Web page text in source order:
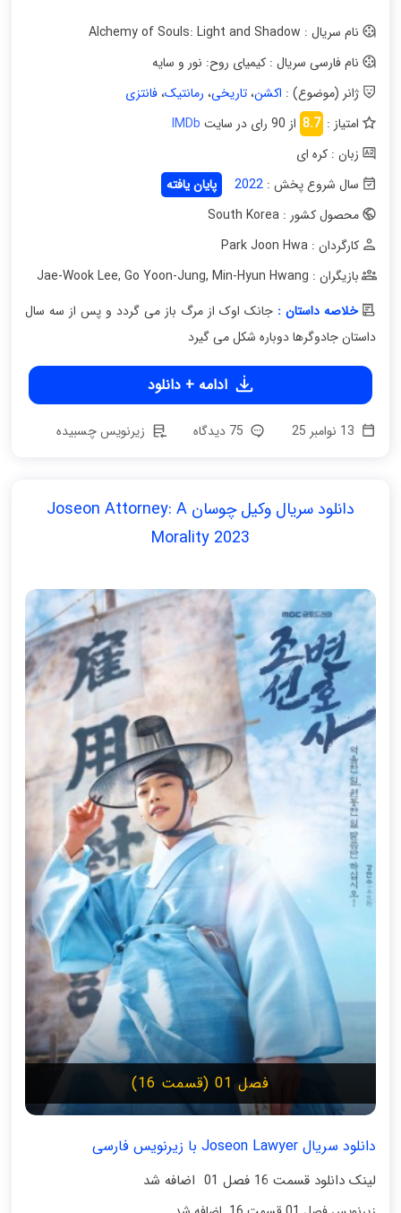
نام سریال : Alchemy of Souls: Light and Shadow
نام فارسی سریال : کیمیای روح: نور و سایه
ژانر (موضوع) : اکشن،تاریخی، رمانتیک،فانتزی
امتیاز : 8.7 از 90 رای در سایت
IMDb
زبان : کره ای
سال شروع پخش :2022
پایان یافته
محصول کشور : South Korea
کارگردان : Park Joon Hwa
بازیگران : Jae-Wook Lee
, Go Yoon-Jung, Min-Hyun Hwang
خلاصه داستان :جانک اوک از مرگ باز می گردد و پس از سه سال
داستان جادوگرها دوباره شکل می گیرد
ادامه + دانلود
زیرنویس چسبیده
دانلود سریال وکیل چوسان Joseon Attorney: A
Morality 2023
فصل 01 (قسمت 16)
دانلود سریال Joseon Lawyer با زیرنویس فارسی
لینک دانلود قسمت 16 فصل 01 اضافه شد